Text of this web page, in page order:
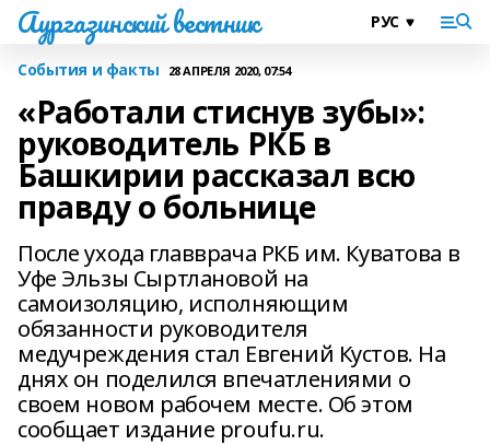
Аургазинский вестник
События и факты 28 АПРЕЛЯ 2020, 07:54
«Работали стиснув зубы»:
руководитель РКБ в
Башкирии рассказал всю
правду о больнице
После ухода главврача РКБ им. Куватова в
Уфе Эльзы Сыртлановой на
самоизоляцию, исполняющим
обязанности руководителя
медучреждения стал Евгений Кустов. На
днях он поделился впечатлениями о
своем новом рабочем месте. Об этом
сообщает издание proufu.ru.